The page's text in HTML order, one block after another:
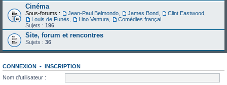
Cinéma
Sous-forums : Jean-Paul Belmondo James Bond Clint Eastwood
Louis de Funès
Lino Ventura
Sujets : 196
Site, forum et rencontres
Sujets : 36
CONNEXION • INSCRIPTION
Nom d’utilisateur :